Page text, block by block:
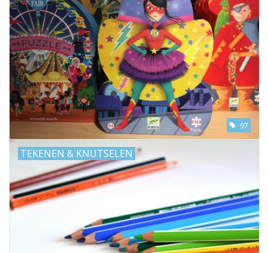
97
TEKENEN & KNUTSELEN